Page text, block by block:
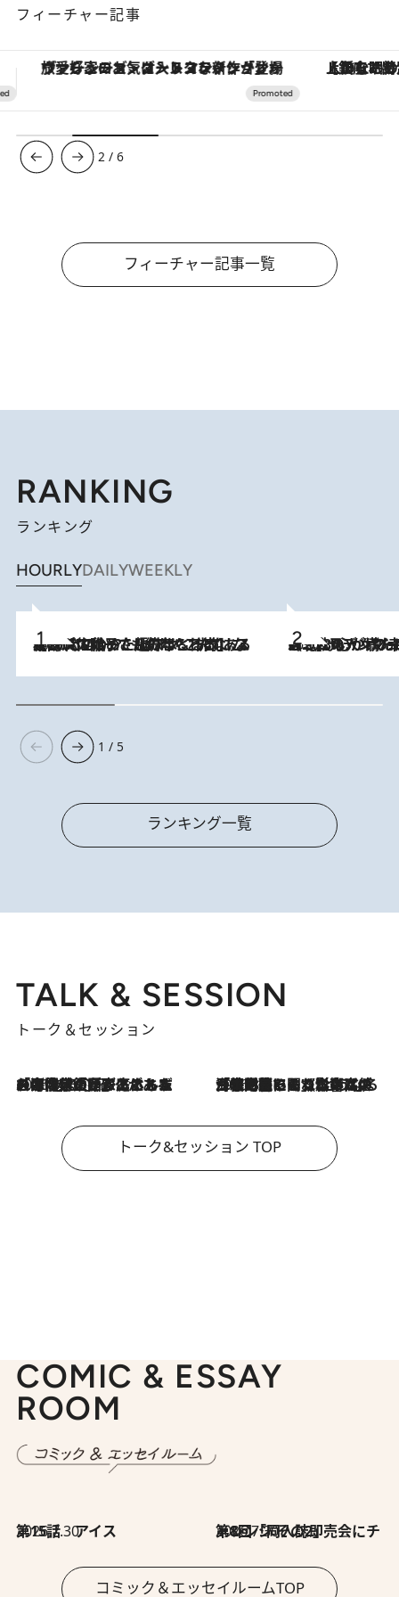
フィーチャー記事
【銀座で出合う最旬美容】美髪ケアや上質な眠り…セルフケアのアップデートから、特別な名入れギフトまで。大人のための「ReFa GINZA」クルーズ
3 /6
フィーチャー記事一覧
RANKING
ランキング
HOURLYDAILYWEEKLY
2026.8.5
【阿川佐和子さんの年とる力】なぜ70代で始めた趣味は“こんなに楽しい”のか？ ピアノ、俳句…スランプに陥っても続けられる“ある秘訣”とは 2026.8.8
《北欧の人々の幸福度が高いのは…》元デンマーク親善大使が出会った“心が満たされる暮らし”「いいかげんにヒュッゲしなさい！」
1 / 5
ランキング一覧
TALK & SESSION
トーク＆セッション
2026.8.3
「今後値上げがあるとすれば…」「リスクがあるのは今年の冬」エネルギー専門家が語る、ホルムズ海峡封鎖が家庭にもたらす“ある心配” 2026.8.3
「住宅建てられない…」「サーチャージ料の高値が続いている」ホルムズ海峡封鎖による影響はいつまで続く？《エネルギー専門家に聞く“どうなる日本の暮らし”》
トーク&セッション TOP
COMIC & ESSAY
ROOM
2026.7.30
第15話 アイス 2026.7.30
第8回「同人誌即売会にチャレンジ その2」
コミック＆エッセイルームTOP